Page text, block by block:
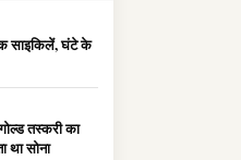
साइकिलें, घंटे के
तस्करी का
था सोना